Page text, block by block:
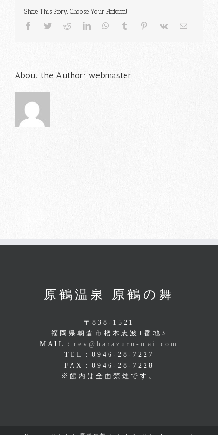
Share This Story, Choose Your Platform!
Facebook
TwitterRedditLinkedInWhatsApp
TumblrPinterest
Vk
About the Author: webmaster
原鶴温泉 原鶴の舞
〒838-1521
福岡県朝倉市杷木志波1番地3
MAIL： rev@harazuru-mai.com
TEL：0946-28-7227
FAX：0946-28-7228
※館内は全面禁煙です。